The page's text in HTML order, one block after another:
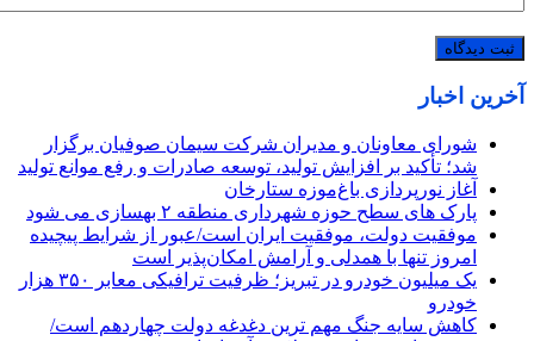
آخرین اخبار
شورای معاونان و مدیران شرکت سیمان صوفیان برگزار
شد؛ تأکید بر افزایش تولید، توسعه صادرات و رفع موانع تولید
آغاز نورپردازی باغ‌موزه ستارخان
پارک های سطح حوزه شهرداری منطقه ۲ بهسازی می شود
موفقیت دولت، موفقیت ایران است/عبور از شرایط پیچیده
امروز تنها با همدلی و آرامش امکان‌پذیر است
یک میلیون خودرو در تبریز؛ ظرفیت ترافیکی معابر ۳۵۰ هزار
خودرو
کاهش سایه جنگ مهم ‌ترین دغدغه دولت چهاردهم است/